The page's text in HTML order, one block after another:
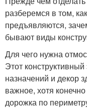
разберемся в том,
предъявляются,
бывают виды
Для чего нужна
Этот
назначений и декор
важное, хотя
дорожка по